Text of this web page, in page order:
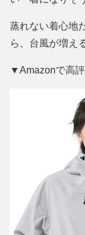
蒸れない着心地
ら、台風が増え
▼Amazonで高